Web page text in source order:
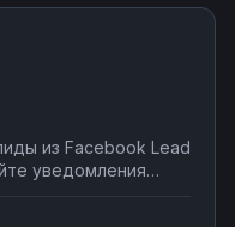
из Facebook Lead
уведомления
в таблицы.